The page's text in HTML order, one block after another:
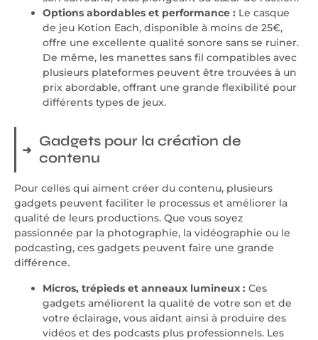
Options abordables et performance : Le casque
de jeu Kotion Each, disponible à moins de 25€,
offre une excellente qualité sonore sans se ruiner.
De même, les manettes sans fil compatibles avec
plusieurs plateformes peuvent être trouvées à un
prix abordable, offrant une grande flexibilité pour
différents types de jeux.
Gadgets pour la création de
contenu
Pour celles qui aiment créer du contenu, plusieurs
gadgets peuvent faciliter le processus et améliorer la
qualité de leurs productions. Que vous soyez
passionnée par la photographie, la vidéographie ou le
podcasting, ces gadgets peuvent faire une grande
différence.
Micros, trépieds et anneaux lumineux : Ces
gadgets améliorent la qualité de votre son et de
votre éclairage, vous aidant ainsi à produire des
vidéos et des podcasts plus professionnels. Les